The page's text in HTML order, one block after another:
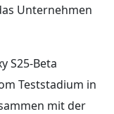
Unternehmen
S25-Beta
Teststadium in
mit der